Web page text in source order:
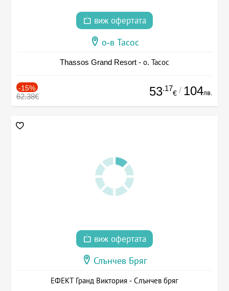
виж офертата
о-в Тасос
Thassos Grand Resort - о. Тасос
-15%
62.38€ 53.17
€ / 104лв.
виж офертата
Слънчев Бряг
ЕФЕКТ Гранд Виктория - Слънчев бряг